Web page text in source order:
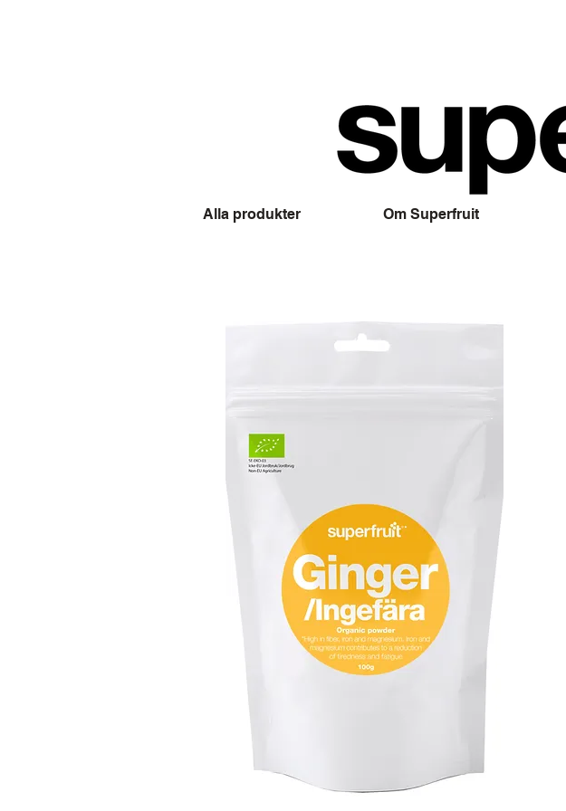
Alla produkter Om Superfruit